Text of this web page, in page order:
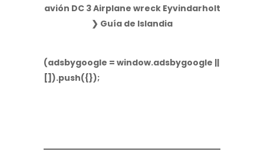
(adsbygoogle = window.adsbygoogle ||
[]).push({});